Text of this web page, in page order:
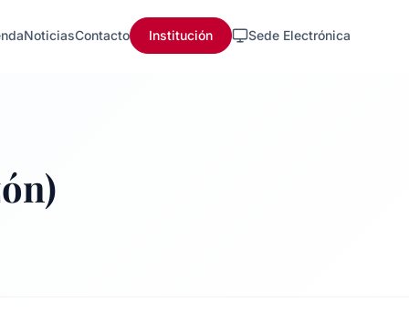
NoticiasContacto Institución Sede Electrónica